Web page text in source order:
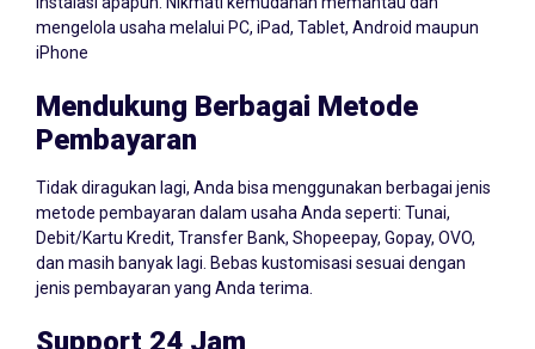
mengelola usaha melalui PC, iPad, Tablet, Android maupun
iPhone
Mendukung Berbagai Metode
Pembayaran
metode pembayaran dalam usaha Anda seperti: Tunai,
Debit/Kartu Kredit, Transfer Bank, Shopeepay, Gopay, OVO,
dan masih banyak lagi. Bebas kustomisasi sesuai dengan
jenis pembayaran yang Anda terima.
Support 24 Jam